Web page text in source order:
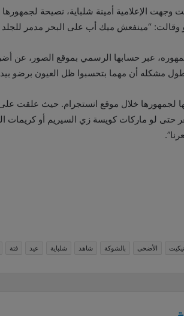
الإعلامية أمينة شلباية، نصيحة
“مينفعش ميك أب على البحر مدمر
عبر حسابها الرسمي بموقع الصور، عن
مشكله أن مهما بتحسبوا ظل العيون برضو
لجمهورها خلال موقع انستجرام. حيث علقت
حتى لو ماركات كويسة زي السيريم أو كريمات
الأضحى بالشوكة شاهد شلباية عيد فتة